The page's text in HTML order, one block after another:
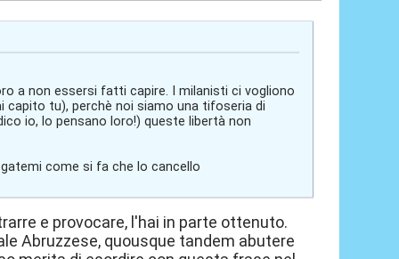
a non essersi fatti capire. I milanisti ci vogliono
capito tu), perchè noi siamo una tifoseria di
io, lo pensano loro!) queste libertà non
come si fa che lo cancello
e provocare, l'hai in parte ottenuto.
Abruzzese, quousque tandem abutere